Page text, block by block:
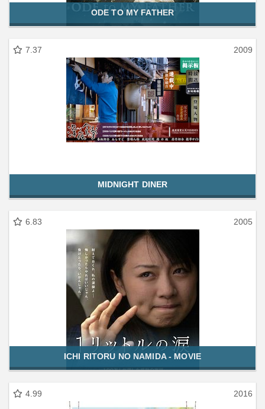
ODE TO MY FATHER
7.37 2009
MIDNIGHT DINER
6.83 2005
ICHI RITORU NO NAMIDA - MOVIE
4.99 2016